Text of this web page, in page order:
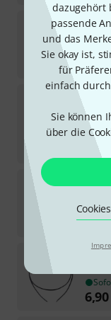
dazugehört
passende
und das
Sie okay ist,
für
einfach
Sie können
über die
Petz
39 €
7,80
156€
58€
6,90